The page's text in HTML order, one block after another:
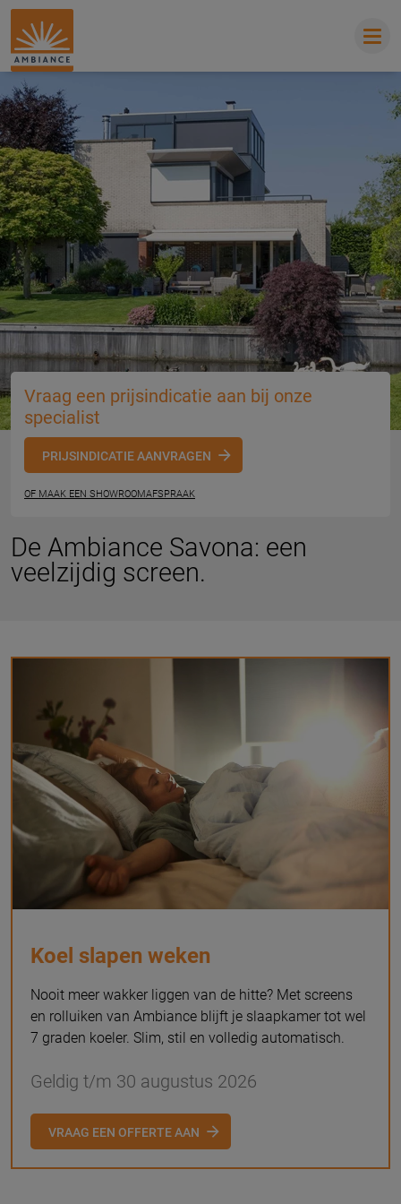
Vraag een prijsindicatie aan bij onze
specialist
PRIJSINDICATIE AANVRAGEN
OF MAAK EEN SHOWROOMAFSPRAAK
De Ambiance Savona: een
veelzijdig screen.
Koel slapen weken
Nooit meer wakker liggen van de hitte? Met screens
en rolluiken van Ambiance blijft je slaapkamer tot wel
7 graden koeler. Slim, stil en volledig automatisch.
Geldig t/m 30 augustus 2026
VRAAG EEN OFFERTE AAN